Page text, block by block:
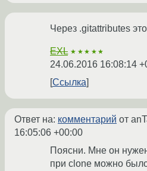
Через .gitattributes
EXL ★★★★★
24.06.2016 16:08:14
Ссылка
Ответ на: комментарий от
16:05:06 +00:00
Поясни. Мне он
при clone можно